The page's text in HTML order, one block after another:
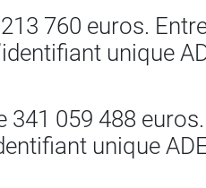
760 euros.
unique
059 488
unique